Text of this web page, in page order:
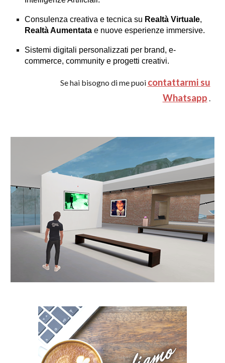
Consulenza creativa e tecnica su Realtà Virtuale,
Realtà Aumentata e nuove esperienze immersive.
Sistemi digitali personalizzati per brand, e-
commerce, community e progetti creativi.
Se hai bisogno di me puoi contattarmi su
Whatsapp .